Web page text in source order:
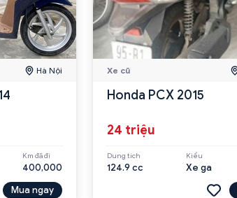
Hà Nội
Km đã đi
400,000
Mua ngay
Xe cũ
Honda PCX 2015
24 triệu
Dung tích
124.9 cc
Kiểu
Xe ga